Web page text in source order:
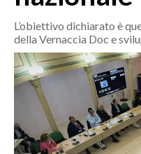
CRONACA
ITALIA
MONDO
POLITICA
ECONOMIA
L’obiettivo dichiarato è
della Vernaccia Doc e